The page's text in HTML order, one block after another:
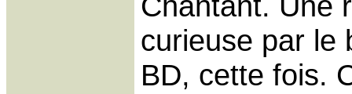
curieuse par le
BD, cette fois.